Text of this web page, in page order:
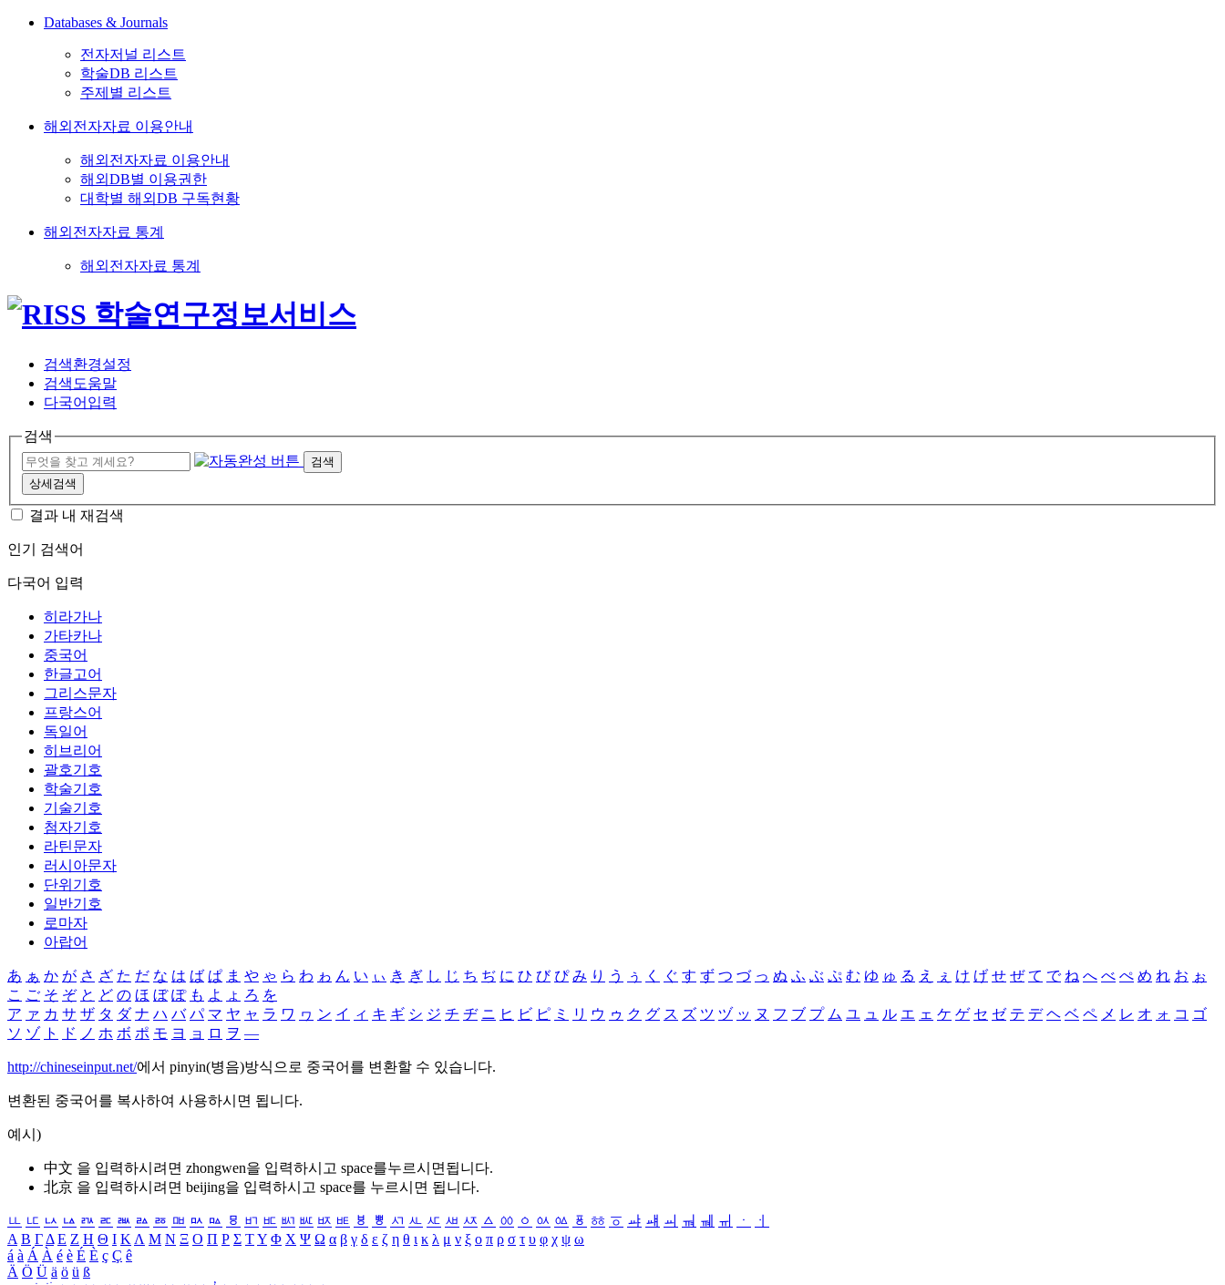
Databases & Journals
전자저널 리스트
학술DB 리스트
주제별 리스트
해외전자자료 이용안내
해외전자자료 이용안내
해외DB별 이용권한
대학별 해외DB 구독현황
해외전자자료 통계
해외전자자료 통계
검색환경설정
검색도움말
다국어입력
검색
검색
상세검색
결과 내 재검색
인기 검색어
다국어 입력
히라가나
가타카나
중국어
한글고어
그리스문자
프랑스어
독일어
히브리어
괄호기호
학술기호
기술기호
첨자기호
라틴문자
러시아문자
단위기호
일반기호
로마자
아랍어
あ ぁ か が さ ざ た だ な は ば ぱ ま や ゃ ら わ ゎ ん い ぃ き ぎ し じ ち ぢ に ひ び ぴ み り う ぅ く ぐ す ず つ づ っ ぬ ふ ぶ ぷ む ゆ ゅ る え ぇ け げ せ ぜ て で ね へ べ ぺ め れ お ぉ
こ ご そ ぞ と ど の ほ ぼ ぽ も よ ょ ろ を
ア ァ カ サ ザ タ ダ ナ ハ バ パ マ ヤ ャ ラ ワ ヮ ン イ ィ キ ギ シ ジ チ ヂ ニ ヒ ビ ピ ミ リ ウ ゥ ク グ ス ズ ツ ヅ ッ ヌ フ ブ プ ム ユ ュ ル エ ェ ケ ゲ セ ゼ テ デ ヘ ベ ペ メ レ オ ォ コ ゴ
ソ ゾ ト ド ノ ホ ボ ポ モ ヨ ョ ロ ヲ ―
http://chineseinput.net/에서 pinyin(병음)방식으로 중국어를 변환할 수 있습니다.
변환된 중국어를 복사하여 사용하시면 됩니다.
예시)
中文 을 입력하시려면 zhongwen을 입력하시고 space를누르시면됩니다.
北京 을 입력하시려면 beijing을 입력하시고 space를 누르시면 됩니다.
ㅥ ㅦ ㅧ ㅨ ㅩ ㅪ ㅫ ㅬ ㅭ ㅮ ㅯ ㅰ ㅱ ㅲ ㅳ ㅴ ㅵ ㅶ ㅷ ㅸ ㅹ ㅺ ㅻ ㅼ ㅽ ㅾ ㅿ ㆀ ㆁ ㆂ ㆃ ㆄ ㆅ ㆆ ㆇ ㆈ ㆉ ㆊ ㆋ ㆌ ㆍ
ㆎ
Α Β ΓΔ Ε Ζ Η Θ Ι ΚΛ Μ Ν Ξ Ο Π Ρ Σ ΤΥ Φ Χ Ψ Ω α β γ δ ε ζ η θ ι κ λ μ ν ξ ο π ρ σ τ υ φ χ ψ ω
á à Á À é è É È ç Ç ê
Ä Ö Ü ä ö ü ß